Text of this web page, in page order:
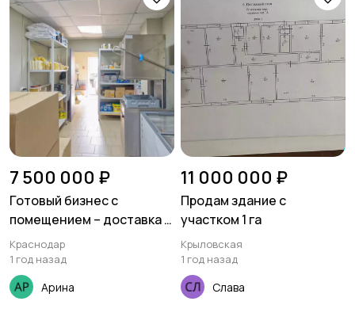
7 500 000 ₽
Готовый бизнес с
помещением – доставка и
производство еды
Краснодар
1 год назад
Арина
11 000 000 ₽
Продам здание с
участком 1 га
Крыловская
1 год назад
Слава